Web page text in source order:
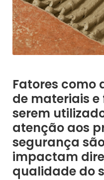
Fatores como
de materiais
serem
atenção aos
segurança
impactam
qualidade do